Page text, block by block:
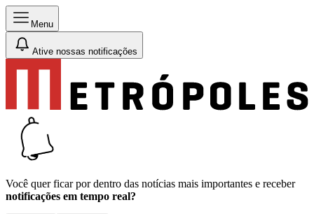
Menu
Ative nossas notificações
Você quer ficar por dentro das notícias mais importantes e receber
notificações em tempo real?